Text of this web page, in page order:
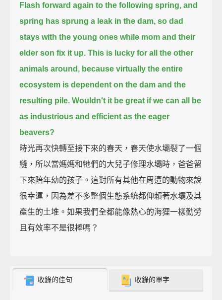
Flash forward again to the following spring, and
spring has sprung a leak in the dam, so dad
stays with the young ones while mom and their
elder son fix it up. This is lucky for all the other
animals around, because virtually the entire
ecosystem is dependent on the dam and the
resulting pile. Wouldn't it be great if we can all be
as industrious and efficient as the eager
beavers?
時光再次快轉至接下來的春天，春天使水壩裂了一個
縫，所以當媽媽和牠們的大兒子修理水壩時，爸爸留
下來陪年幼的孩子。這對所有其他在周遭的動物來說
很幸運，因為差不多整個生態系統都仰賴著水壩及其
產生的土堆。如果我們全都能像熱心的海狸一樣勤勞
且有效率不是很棒嗎？
收錄的佳句 收錄的單字